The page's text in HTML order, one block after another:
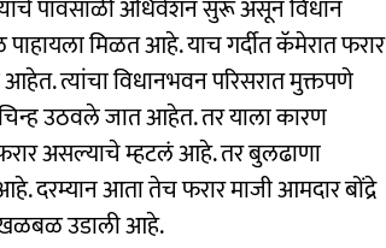
पावसाळी अधिवेशन सुरू असून विधान
मिळत आहे. याच गर्दीत कॅमेरात फरार
त्यांचा विधानभवन परिसरात मुक्तपणे
उठवले जात आहेत. तर याला कारण
असल्याचे म्हटलं आहे. तर बुलढाणा
दरम्यान आता तेच फरार माजी आमदार बोंद्रे
खळबळ उडाली आहे.